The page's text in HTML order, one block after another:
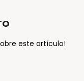
este artículo!